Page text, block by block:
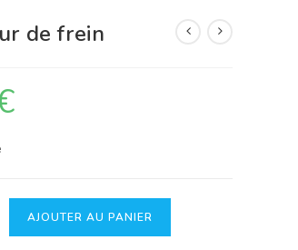
de frein
AJOUTER AU PANIER